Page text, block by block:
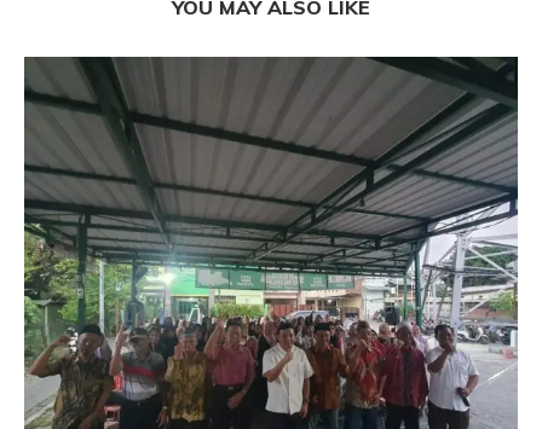
YOU MAY ALSO LIKE